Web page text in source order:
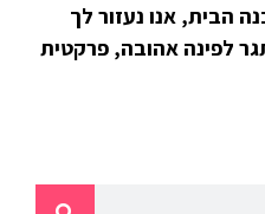
הבית, אנו נעזור לך
לפינה אהובה, פרקטית